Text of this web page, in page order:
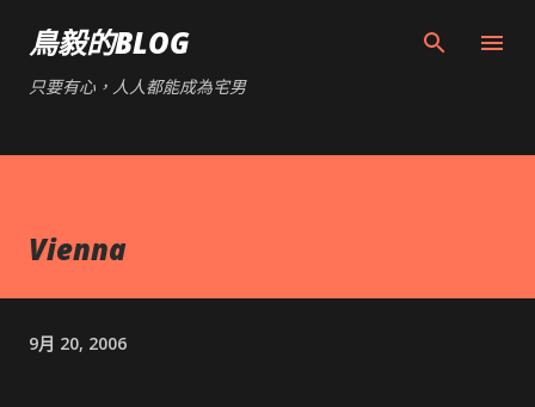
鳥毅的BLOG
只要有心，人人都能成為宅男
Vienna
9月 20, 2006